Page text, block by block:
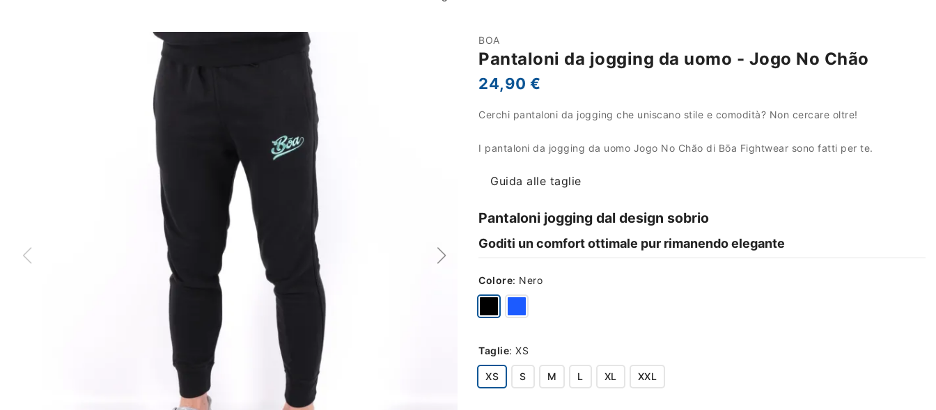
BOA
Pantaloni da jogging da uomo - Jogo No Chão
24,90 €
Cerchi pantaloni da jogging che uniscano stile e comodità? Non cercare oltre!
I pantaloni da jogging da uomo Jogo No Chão di Bōa Fightwear sono fatti per te.
Guida alle taglie
Pantaloni jogging dal design sobrio
Goditi un comfort ottimale pur rimanendo elegante
Colore: Nero
Taglie: XS
XS S M L XL XXL